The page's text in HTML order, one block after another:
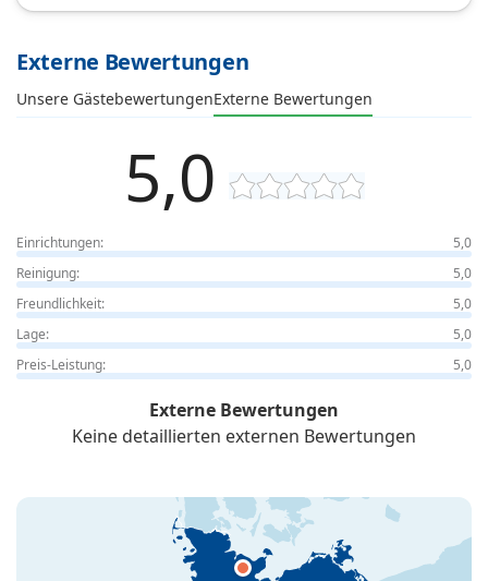
Externe Bewertungen
Unsere GästebewertungenExterne Bewertungen
5,0
Einrichtungen:
5,0
Reinigung:
5,0
Freundlichkeit:
5,0
Lage:
5,0
Preis-Leistung:
5,0
Externe Bewertungen
Keine detaillierten externen Bewertungen